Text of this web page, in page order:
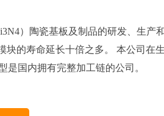
）陶瓷基板及制品的研发、生产
的寿命延长十倍之多。 本公司在
是国内拥有完整加工链的公司。